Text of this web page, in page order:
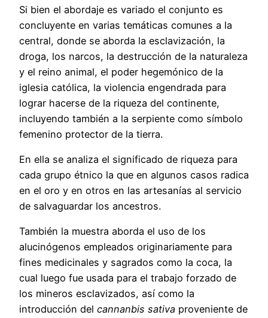
Si bien el abordaje es variado el conjunto es
concluyente en varias temáticas comunes a la
central, donde se aborda la esclavización, la
droga, los narcos, la destrucción de la naturaleza
y el reino animal, el poder hegemónico de la
iglesia católica, la violencia engendrada para
lograr hacerse de la riqueza del continente,
incluyendo también a la serpiente como símbolo
femenino protector de la tierra.
En ella se analiza el significado de riqueza para
cada grupo étnico la que en algunos casos radica
en el oro y en otros en las artesanías al servicio
de salvaguardar los ancestros.
También la muestra aborda el uso de los
alucinógenos empleados originariamente para
fines medicinales y sagrados como la coca, la
cual luego fue usada para el trabajo forzado de
los mineros esclavizados, así como la
introducción del cannanbis sativa proveniente de